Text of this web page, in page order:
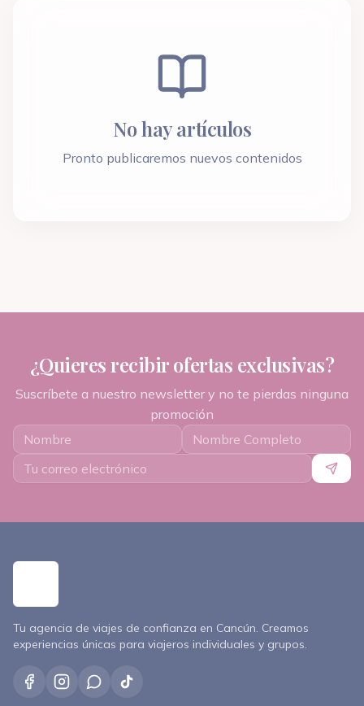
No hay artículos
Pronto publicaremos nuevos contenidos
¿Quieres recibir ofertas exclusivas?
Suscríbete a nuestro newsletter y no te pierdas ninguna
promoción
Tu agencia de viajes de confianza en Cancún. Creamos
experiencias únicas para viajeros individuales y grupos.